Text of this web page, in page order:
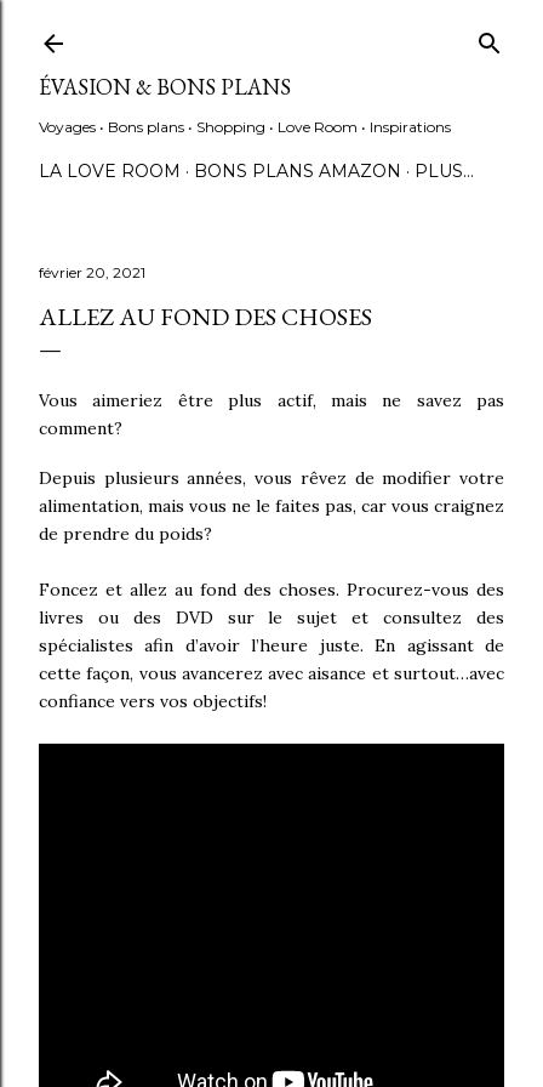
ÉVASION & BONS PLANS
Voyages • Bons plans • Shopping • Love Room • Inspirations
LA LOVE ROOM BONS PLANS AMAZON PLUS…
février 20, 2021
ALLEZ AU FOND DES CHOSES
Vous aimeriez être plus actif, mais ne savez pas
comment?
Depuis plusieurs années, vous rêvez de modifier votre
alimentation, mais vous ne le faites pas, car vous craignez
de prendre du poids?
Foncez et allez au fond des choses. Procurez-vous des
livres ou des DVD sur le sujet et consultez des
spécialistes afin d’avoir l’heure juste. En agissant de
cette façon, vous avancerez avec aisance et surtout…avec
confiance vers vos objectifs!